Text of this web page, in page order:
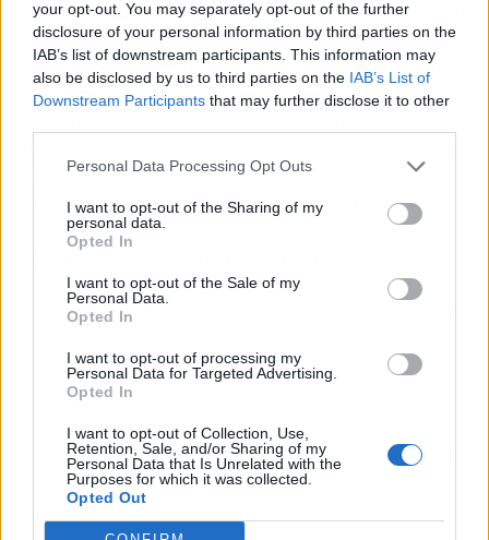
your opt-out. You may separately opt-out of the further
disclosure of your personal information by third parties on the
IAB’s list of downstream participants. This information may
also be disclosed by us to third parties on the IAB’s List of
Downstream Participants that may further disclose it to other
Personal Data Processing Opt Outs
I want to opt-out of the Sharing of my
personal data.
Opted In
I want to opt-out of the Sale of my
Personal Data.
Opted In
I want to opt-out of processing my
Personal Data for Targeted Advertising.
Opted In
I want to opt-out of Collection, Use,
Retention, Sale, and/or Sharing of my
Personal Data that Is Unrelated with the
Purposes for which it was collected.
Opted Out
ven al rapero como un agorero con razooacute;n
y los que le acusan de exagerar. Pero el dato
estaacute; ahiacute;: las ventas de las Ray-Ban
Meta no han parado de subir, yla propia Meta
piensa hacerlo hasta que la
conversaciooacute;n deje de ser un meme.
El chisme en 3 claves (TL;DR)
¿Quiénes son los protagonistas?
¿Cuál es el drama?Tyler las llama herramientas de acoso y
pide su prohibición total.
¿Por qué todo internet habla de esto?
privacidad, fama y tech, y porque el cabreo del artista es puro
meme.